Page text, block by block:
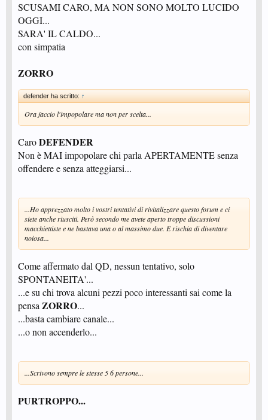
SCUSAMI CARO, MA NON SONO MOLTO LUCIDO
OGGI...
SARA' IL CALDO...
con simpatia
ZORRO
defender ha scritto: ↑
Ora faccio l'impopolare ma non per scelta...
CaroDEFENDER
Non è MAI impopolare chi parla APERTAMENTE senza
offendere e senza atteggiarsi...
...Ho apprezzato molto i vostri tentativi di rivitalizzare questo forum e ci
siete anche riusciti. Però secondo me avete aperto troppe discussioni
macchiettiste e ne bastava una o al massimo due. E rischia di diventare
noiosa...
Come affermato dal QD, nessun tentativo, solo
SPONTANEITA'...
...e su chi trova alcuni pezzi poco interessanti sai come la
pensa ZORRO...
...basta cambiare canale...
...o non accenderlo...
...Scrivono sempre le stesse 5 6 persone...
PURTROPPO...